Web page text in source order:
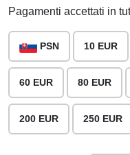
Pagamenti accettati in
PSN 10 EUR
60 EUR 80 EUR
200 EUR 250 EUR